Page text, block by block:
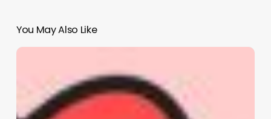
You May Also Like
Harvard
la